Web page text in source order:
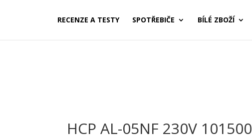
RECENZE A TESTY SPOTŘEBIČE BÍLÉ ZBOŽÍ
HCP AL-05NF 230V